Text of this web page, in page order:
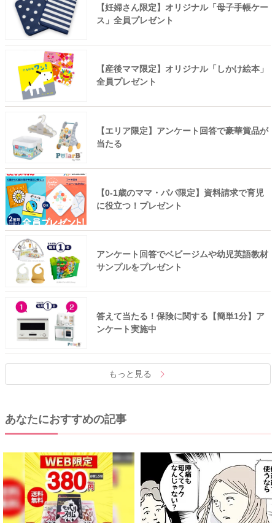
【妊婦さん限定】オリジナル「母子手帳ケー
ス」全員プレゼント
【産後ママ限定】オリジナル「しかけ絵本」
全員プレゼント
【エリア限定】アンケート回答で豪華賞品が
当たる
【0-1歳のママ・パパ限定】資料請求で育児
に役立つ！プレゼント
アンケート回答でベビージムや幼児英語教材
サンプルをプレゼント
答えて当たる！保険に関する【簡単1分】ア
ンケート実施中
もっと見る
あなたにおすすめの記事